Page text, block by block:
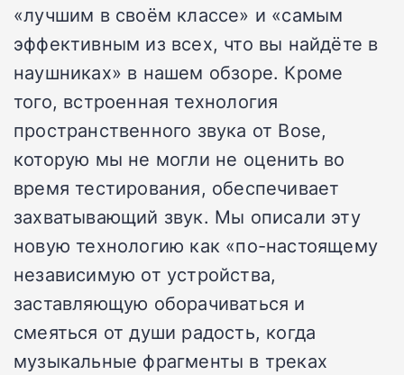
«лучшим в своём классе» и «самым
эффективным из всех, что вы найдёте в
наушниках» в нашем обзоре. Кроме
того, встроенная технология
пространственного звука от Bose,
которую мы не могли не оценить во
время тестирования, обеспечивает
захватывающий звук. Мы описали эту
новую технологию как «по-настоящему
независимую от устройства,
заставляющую оборачиваться и
смеяться от души радость, когда
музыкальные фрагменты в треках